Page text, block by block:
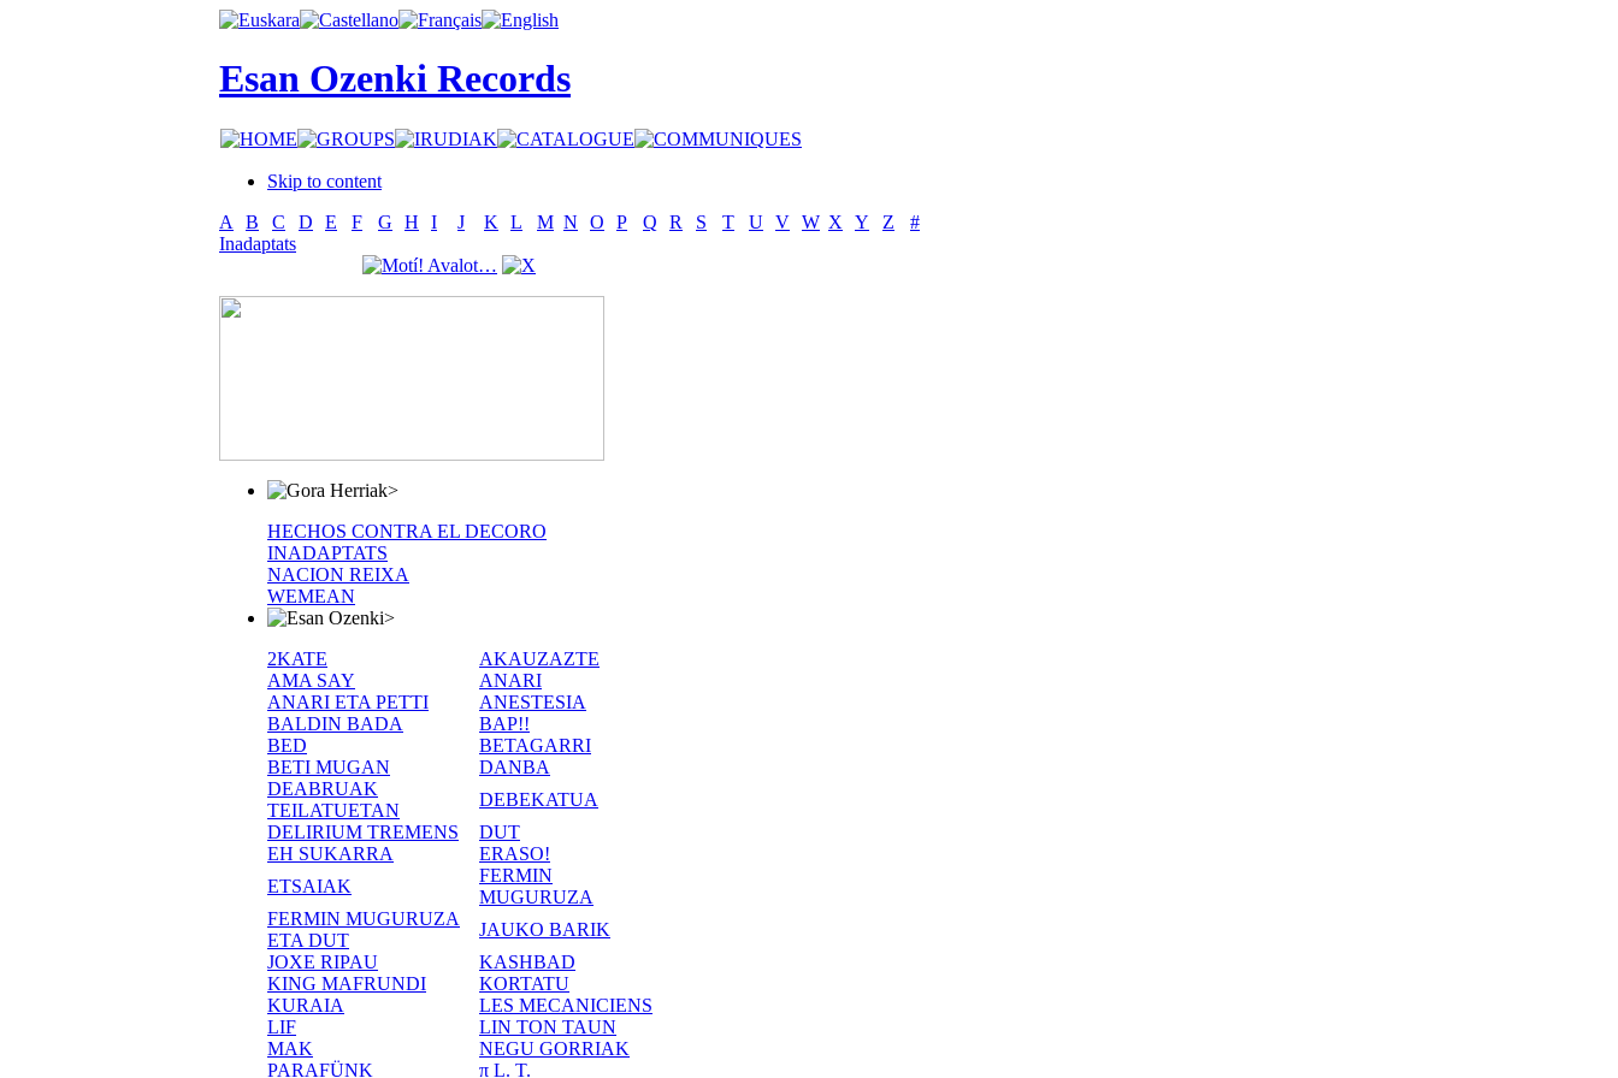
Esan Ozenki Records
Skip to content
A
B C D E F G H I J K L M N O P Q R S T U V W X Y Z
#
Inadaptats
>
HECHOS CONTRA EL DECORO
INADAPTATS
NACION REIXA
WEMEAN
>
2KATE
AKAUZAZTE
AMA SAY
ANARI
ANARI ETA PETTI
ANESTESIA
BALDIN BADA
BAP!!
BED
BETAGARRI
BETI MUGAN
DANBA
DEABRUAK
TEILATUETAN
DEBEKATUA
DELIRIUM TREMENS
DUT
EH SUKARRA
ERASO!
ETSAIAK
FERMIN
MUGURUZA
FERMIN MUGURUZA
ETA DUT
JAUKO BARIK
JOXE RIPAU
KASHBAD
KING MAFRUNDI
KORTATU
KURAIA
LES MECANICIENS
LIF
LIN TON TAUN
MAK
NEGU GORRIAK
PARAFÜNK
π L. T.